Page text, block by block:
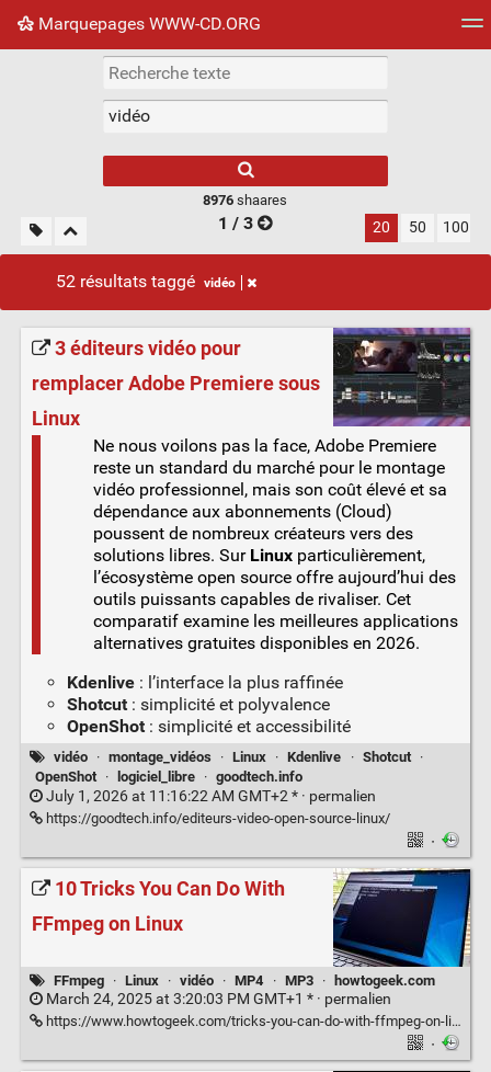
Marquepages WWW-CD.ORG
Nuage de tags Mur d'images
8976 shaares
1 / 3 20 50 100
52 résultats taggé vidéo
3 éditeurs vidéo pour
remplacer Adobe Premiere sous
Linux
Ne nous voilons pas la face, Adobe Premiere
reste un standard du marché pour le montage
vidéo professionnel, mais son coût élevé et sa
dépendance aux abonnements (Cloud)
poussent de nombreux créateurs vers des
solutions libres. Sur Linuxparticulièrement,
l’écosystème open source offre aujourd’hui des
outils puissants capables de rivaliser. Cet
comparatif examine les meilleures applications
alternatives gratuites disponibles en 2026.
Kdenlive: l’interface la plus raffinée
Shotcut: simplicité et polyvalence
OpenShot: simplicité et accessibilité
vidéo · montage_vidéos · Linux · Kdenlive · Shotcut
·
OpenShot
· logiciel_libre · goodtech.info
July 1, 2026 at 11:16:22 AM GMT+2 * · permalien
https://goodtech.info/editeurs-video-open-source-linux/
·
10 Tricks You Can Do With
FFmpeg on Linux
FFmpeg · Linux · vidéo · MP4 · MP3 · howtogeek.com
March 24, 2025 at 3:20:03 PM GMT+1 * · permalien
https://www.howtogeek.com/tricks-you-can-do-with-ffmpeg-on-linux/
·